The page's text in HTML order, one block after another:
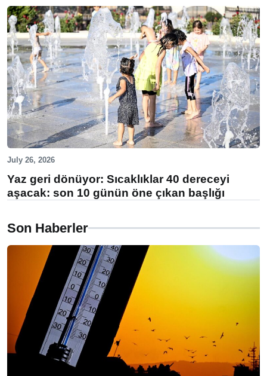
July 26, 2026
Yaz geri dönüyor: Sıcaklıklar 40 dereceyi
aşacak: son 10 günün öne çıkan başlığı
Son Haberler